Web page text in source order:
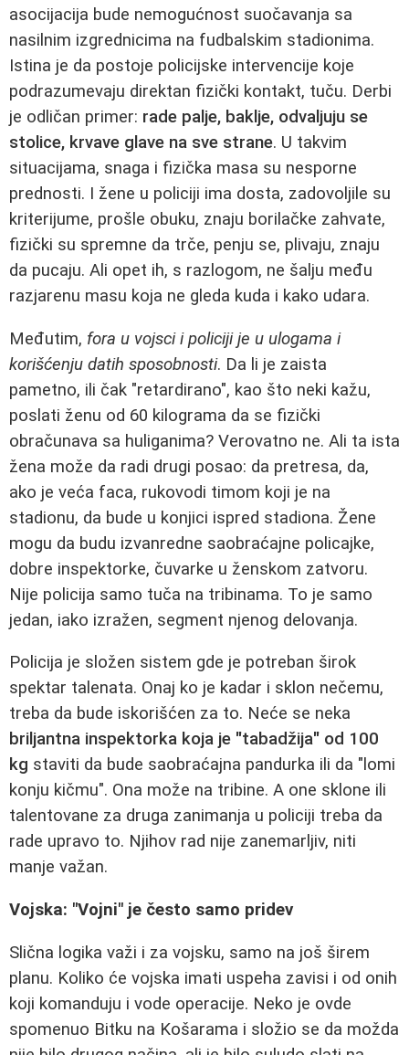
asocijacija bude nemogućnost suočavanja sa
nasilnim izgrednicima na fudbalskim stadionima.
Istina je da postoje policijske intervencije koje
podrazumevaju direktan fizički kontakt, tuču. Derbi
je odličan primer: rade palje, baklje, odvaljuju se
stolice, krvave glave na sve strane. U takvim
situacijama, snaga i fizička masa su nesporne
prednosti. I žene u policiji ima dosta, zadovoljile su
kriterijume, prošle obuku, znaju borilačke zahvate,
fizički su spremne da trče, penju se, plivaju, znaju
da pucaju. Ali opet ih, s razlogom, ne šalju među
razjarenu masu koja ne gleda kuda i kako udara.
Međutim, fora u vojsci i policiji je u ulogama i
korišćenju datih sposobnosti. Da li je zaista
pametno, ili čak "retardirano", kao što neki kažu,
poslati ženu od 60 kilograma da se fizički
obračunava sa huliganima? Verovatno ne. Ali ta ista
žena može da radi drugi posao: da pretresa, da,
ako je veća faca, rukovodi timom koji je na
stadionu, da bude u konjici ispred stadiona. Žene
mogu da budu izvanredne saobraćajne policajke,
dobre inspektorke, čuvarke u ženskom zatvoru.
Nije policija samo tuča na tribinama. To je samo
jedan, iako izražen, segment njenog delovanja.
Policija je složen sistem gde je potreban širok
spektar talenata. Onaj ko je kadar i sklon nečemu,
treba da bude iskorišćen za to. Neće se neka
briljantna inspektorka koja je "tabadžija" od 100
kg staviti da bude saobraćajna pandurka ili da "lomi
konju kičmu". Ona može na tribine. A one sklone ili
talentovane za druga zanimanja u policiji treba da
rade upravo to. Njihov rad nije zanemarljiv, niti
manje važan.
Vojska: "Vojni" je često samo pridev
Slična logika važi i za vojsku, samo na još širem
planu. Koliko će vojska imati uspeha zavisi i od onih
koji komanduju i vode operacije. Neko je ovde
spomenuo Bitku na Košarama i složio se da možda